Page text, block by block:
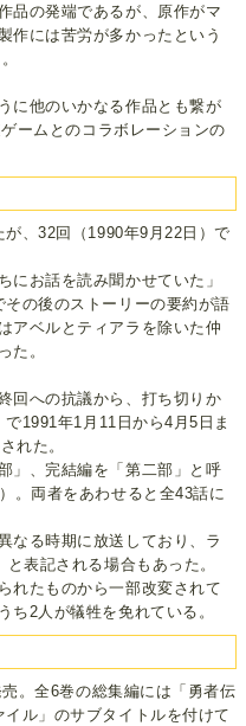
品の発端であるが、原作がマ
作には苦労が多かったという
に他のいかなる作品とも繋が
ームとのコラボレーションの
、32回（1990年9月22日）で
にお話を読み聞かせていた」
の後のストーリーの要約が語
アベルとティアラを除いた仲
た。
回への抗議から、打ち切りか
1991年1月11日から4月5日ま
れた。
」、完結編を「第二部」と呼
。両者をあわせると全43話に
なる時期に放送しており、ラ
表記される場合もあった。
れたものから一部改変されて
ち2人が犠牲を免れている。
。全6巻の総集編には「勇者伝
ル」のサブタイトルを付けて